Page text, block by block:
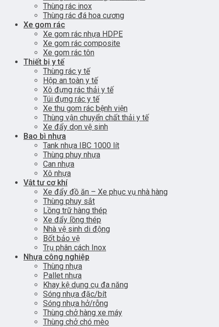
Thùng rác inox
Thùng rác đá hoa cương
Xe gom rác
Xe gom rác nhựa HDPE
Xe gom rác composite
Xe gom rác tôn
Thiết bị y tế
Thùng rác y tế
Hộp an toàn y tế
Xô đựng rác thải y tế
Túi đựng rác y tế
Xe thu gom rác bệnh viện
Thùng vận chuyển chất thải y tế
Xe đẩy dọn vệ sinh
Bao bì nhựa
Tank nhựa IBC 1000 lít
Thùng phuy nhựa
Can nhựa
Xô nhựa
Vật tư cơ khí
Xe đẩy đồ ăn – Xe phục vụ nhà hàng
Thùng phuy sắt
Lồng trữ hàng thép
Xe đẩy lồng thép
Nhà vệ sinh di động
Bốt bảo vệ
Trụ phân cách Inox
Nhựa công nghiệp
Thùng nhựa
Pallet nhựa
Khay kệ dụng cụ đa năng
Sóng nhựa đặc/bít
Sóng nhựa hở/rỗng
Thùng chở hàng xe máy
Thùng chở chó mèo